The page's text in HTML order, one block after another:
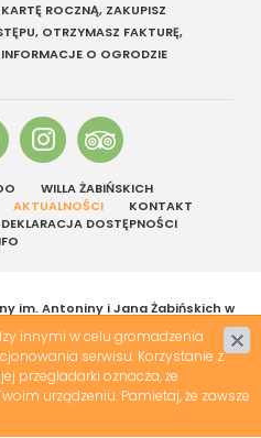
ROCZNĄ, ZAKUPISZ
OTRZYMASZ FAKTURĘ,
O OGRODZIE
WILLA ŻABIŃSKICH
AKTUALNOŚCI
KONTAKT
DEKLARACJA DOSTĘPNOŚCI
im. Antoniny i Jana Żabińskich w
: www.zstudio.pl
innymi w celu gromadzenia
serwisu. Korzystanie z
przegladarki oznacza, że
urządzeniu. Pamietaj, że zawsze